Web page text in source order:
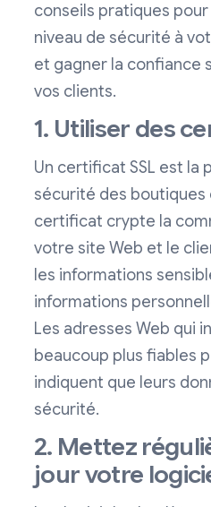
conseils pratiques
niveau de sécurité à
et gagner la confiance
vos clients.
1. Utiliser des
Un certificat SSL est la
sécurité des boutiques
certificat crypte la
votre site Web et le
les informations
informations
Les adresses Web qui
beaucoup plus fiables
indiquent que leurs
sécurité.
2. Mettez
jour votre